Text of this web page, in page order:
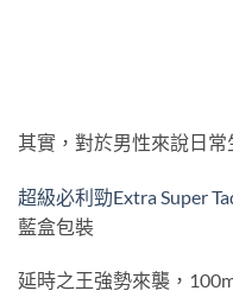
其實，對於男性來說日常
超級必利勁Extra Super
藍盒包裝
延時之王強勢來襲，